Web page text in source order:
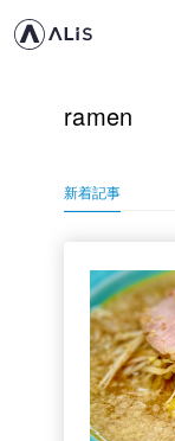
ramen
新着記事